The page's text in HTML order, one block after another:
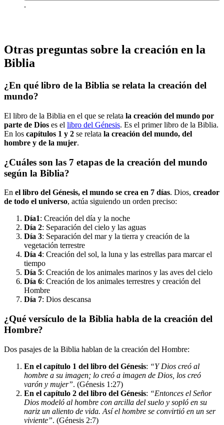
.
Otras preguntas sobre la creación en la
Biblia
¿En qué libro de la Biblia se relata la creación del
mundo?
El libro de la Biblia en el que se relata la creación del mundo por
parte de Dios es el libro del Génesis. Es el primer libro de la Biblia.
En los capítulos 1 y 2 se relata la creación del mundo, del
hombre y de la mujer.
¿Cuáles son las 7 etapas de la creación del mundo
según la Biblia?
En el libro del Génesis, el mundo se crea en 7 días. Dios, creador
de todo el universo, actúa siguiendo un orden preciso:
Día1: Creación del día y la noche
Día 2: Separación del cielo y las aguas
Día 3: Separación del mar y la tierra y creación de la
vegetación terrestre
Día 4: Creación del sol, la luna y las estrellas para marcar el
tiempo
Día 5: Creación de los animales marinos y las aves del cielo
Día 6: Creación de los animales terrestres y creación del
Hombre
Día 7: Dios descansa
¿Qué versículo de la Biblia habla de la creación del
Hombre?
Dos pasajes de la Biblia hablan de la creación del Hombre:
En el capítulo 1 del libro del Génesis: “Y Dios creó al
hombre a su imagen; lo creó a imagen de Dios, los creó
varón y mujer”. (Génesis 1:27)
En el capítulo 2 del libro del Génesis: “Entonces el Señor
Dios modeló al hombre con arcilla del suelo y sopló en su
nariz un aliento de vida. Así el hombre se convirtió en un ser
viviente”. (Génesis 2:7)